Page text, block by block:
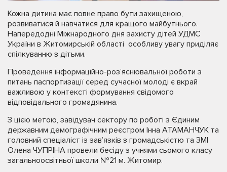
Кожна дитина має повне право бути захищеною,
розвиватися й навчатися для кращого майбутнього.
Напередодні Міжнародного дня захисту дітей УДМС
України в Житомирській області особливу увагу приділяє
спілкуванню з дітьми.
Проведення інформаційно-роз’яснювальної роботи з
питань паспортизації серед сучасної молоді є вкрай
важливою у контексті формування свідомого
відповідального громадянина.
З цією метою, завідувач сектору по роботі з Єдиним
державним демографічним реєстром Інна АТАМАНЧУК та
головний спеціаліст із зав’язків з громадськістю та ЗМІ
Олена ЧУПРІНА провели бесіду з учнями сьомого класу
загальноосвітньої школи №21 м. Житомир.